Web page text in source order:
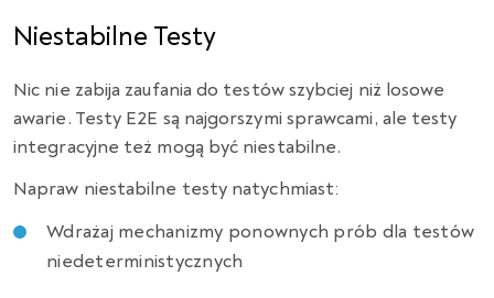
Niestabilne Testy
Nic nie zabija zaufania do testów szybciej niż losowe
awarie. Testy E2E są najgorszymi sprawcami, ale testy
integracyjne też mogą być niestabilne.
Napraw niestabilne testy natychmiast:
Wdrażaj mechanizmy ponownych prób dla testów
niedeterministycznych